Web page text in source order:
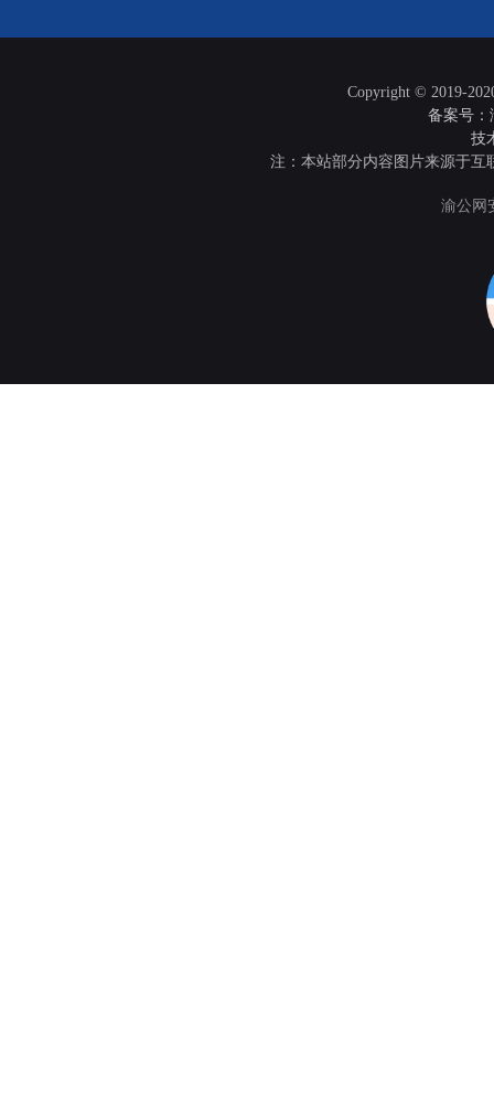
Copyright © 2019-
备案号：
技
注：本站部分内容图片来源于
渝公网